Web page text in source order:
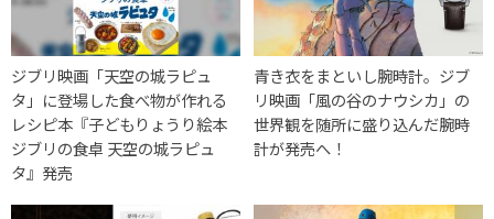
ジブリ映画「天空の城ラピュ
タ」に登場した食べ物が作れる
レシピ本『子どもりょうり絵本
ジブリの食卓 天空の城ラピュ
タ』発売
青き衣をまといし腕時計。ジブ
リ映画「風の谷のナウシカ」の
世界観を随所に盛り込んだ腕時
計が発売へ！